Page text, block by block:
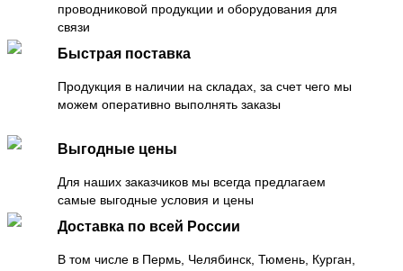
проводниковой продукции и оборудования для
связи
Быстрая поставка
Продукция в наличии на складах, за счет чего мы
можем оперативно выполнять заказы
Выгодные цены
Для наших заказчиков мы всегда предлагаем
самые выгодные условия и цены
Доставка по всей России
В том числе в Пермь, Челябинск, Тюмень, Курган,